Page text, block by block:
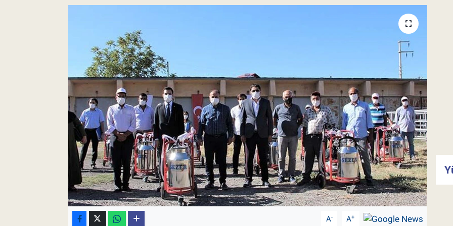
A- A+
Yetiştirici Soruyor
Dünyada Tarım
Üretici Birlikleri
Şeker ve Şekerli Mamüller
Tahıllar ve Baklagiller